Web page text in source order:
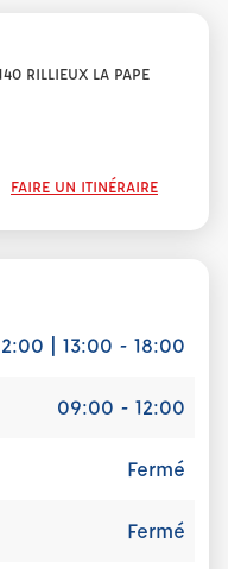
RILLIEUX LA PAPE
FAIRE UN ITINÉRAIRE
| 13:00 - 18:00
09:00 - 12:00
Fermé
Fermé